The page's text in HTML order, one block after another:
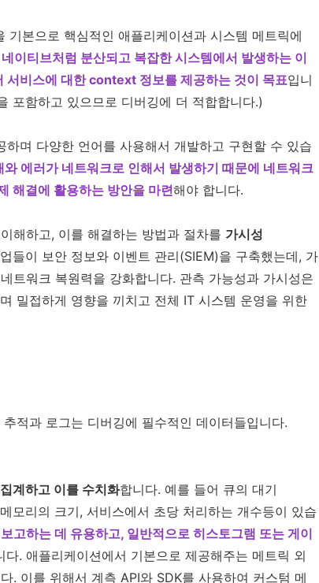
기본으로 핵심적인 애플리케이션과 시스템 메트릭에
이티브처럼 분산되고 복잡한 시스템에서 발생하는 이
서비스에 대한 context 정보를 제공하는 것이 목표입니
포함하고 있으므로 디버깅에 더 적합합니다.)
하며 다양한 언어를 사용해서 개발하고 구현할 수 있습
에러가 네트워크로 인해서 발생하기 때문에 네트워크
해결에 활용하는 방안을 마련해야 합니다.
해하고, 이를 해결하는 방법과 절차를 가시성
들이 보안 정보와 이벤트 관리(SIEM)을 구축했는데, 가
트워크 복원력을 강화합니다. 관측 가능성과 가시성은
밀접하게 영향을 끼치고 전체 IT 시스템 운영을 위한
적과 로그는 디버깅에 필수적인 데이터들입니다.
계하고 이를 수치화합니다. 예를 들어 큐의 대기
모리의 크기, 서비스에서 초당 처리하는 개수등이 있습
고하는 데 유용하고, 일반적으로 히스토그램 또는 게이
다. 애플리케이션에서 기본으로 제공해주는 메트릭 외
. 이를 위해서 계측 API와 SDK를 사용하여 커스텀 메